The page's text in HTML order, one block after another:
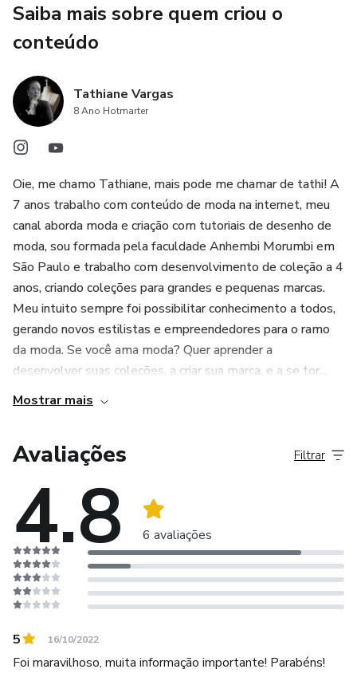
Saiba mais sobre quem criou o
conteúdo
Tathiane Vargas
8 Ano Hotmarter
Oie, me chamo Tathiane, mais pode me chamar de tathi! A
7 anos trabalho com conteúdo de moda na internet, meu
canal aborda moda e criação com tutoriais de desenho de
moda, sou formada pela faculdade Anhembi Morumbi em
São Paulo e trabalho com desenvolvimento de coleção a 4
anos, criando coleções para grandes e pequenas marcas.
Meu intuito sempre foi possibilitar conhecimento a todos,
gerando novos estilistas e empreendedores para o ramo
da moda. Se você ama moda? Quer aprender a
desenvolver suas coleções, a criar sua marca, e a se tor...
Mostrar mais
Avaliações
4.8 6 avaliações
Filtrar
5 16/10/2022
Foi maravilhoso, muita informação importante! Parabéns!